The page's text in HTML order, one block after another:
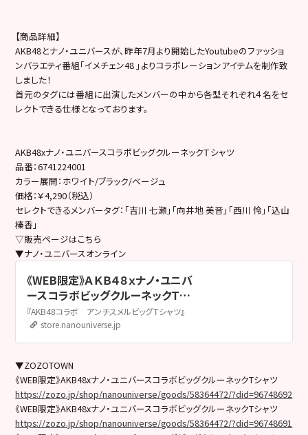
【商品詳細】
AKB48とナノ・ユニバースが、昨年7月より開始したYoutubeのファッショ
ンバラエティ番組「イメチェン48 」よりコラボレーションアイテムを制作致
しました！
首元のタグには番組に出演したメンバーの中から各型それぞれ４名をセ
レクトできる仕様となっております。
AKB48xナノ・ユニバースコラボビッグクルーネックＴシャツ
品番：6741224001
カラー展開：ホワイト/ブラック/ベージュ
価格：￥4,290（税込）
セレクトできるメンバータグ：「吉川 七瀬」「向井地 美音」「西川 怜」「込山
榛香」
▽販売ページはこちら
▼ナノ・ユニバースオンライン
《WEB限定》ＡＫＢ４８ｘナノ・ユニバ
ースコラボビッグクルーネックＴシ
ャツ / パターン1 | 6741224001 | ナ
ノ・ユニバース公式通販サイト |
nano・universe
『AKB48コラボ アンチスメルビッグＴシャツ』
store.nanouniverse.jp
▼ZOZOTOWN
《WEB限定》AKB48xナノ・ユニバースコラボビッグクルーネックTシャツ
https://zozo.jp/shop/nanouniverse/goods/58364472/?did=96748692
《WEB限定》AKB48xナノ・ユニバースコラボビッグクルーネックTシャツ
https://zozo.jp/shop/nanouniverse/goods/58364472/?did=96748691